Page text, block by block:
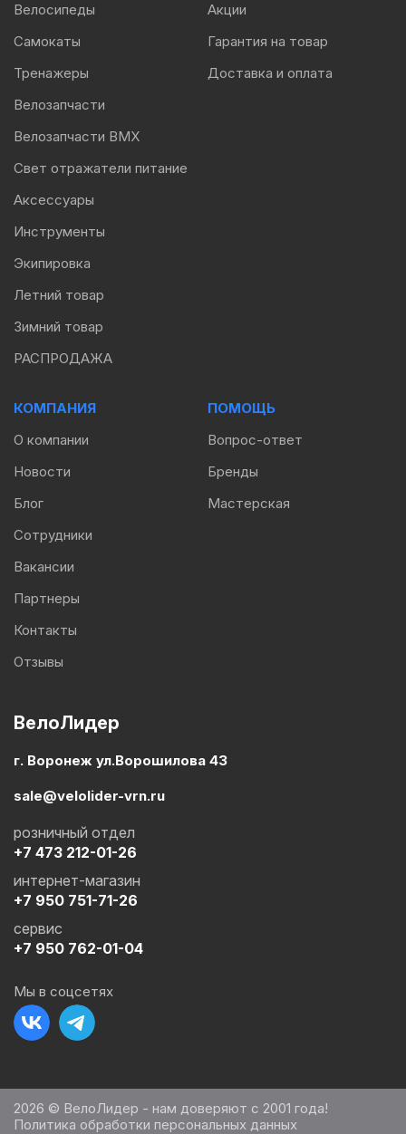
ВелоЛидер
г. Воронеж ул.Ворошилова 43
sale@velolider-vrn.ru
+7 473 212-01-26
розничный отдел
+7 950 751-71-26
интернет-магазин
+7 950 762-01-04
сервис
Мы в соцсетях
Велосипеды
Самокаты
Тренажеры
Велозапчасти
Велозапчасти BMX
Свет отражатели питание
Аксессуары
Инструменты
Экипировка
Летний товар
Зимний товар
РАСПРОДАЖА
Акции
Гарантия на товар
Доставка и оплата
КОМПАНИЯ
О компании
Новости
Блог
Сотрудники
Вакансии
Партнеры
Контакты
Отзывы
ПОМОЩЬ
Вопрос-ответ
Бренды
Мастерская
2026 © ВелоЛидер - нам доверяют с 2001 года!
Политика обработки персональных данных